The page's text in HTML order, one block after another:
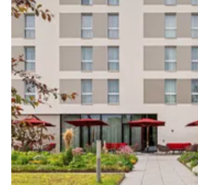
INTERCITYHOTEL ZURICH